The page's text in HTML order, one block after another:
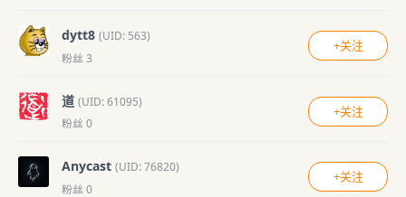
dytt8 (UID: 563)
粉丝 3
+关注
道 (UID: 61095)
粉丝 0
+关注
Anycast (UID: 76820)
粉丝 0
+关注